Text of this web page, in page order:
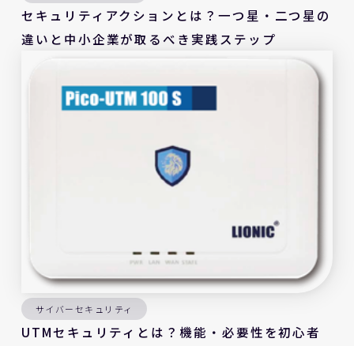
セキュリティアクションとは？一つ星・二つ星の
違いと中小企業が取るべき実践ステップ
サイバーセキュリティ
UTMセキュリティとは？機能・必要性を初心者